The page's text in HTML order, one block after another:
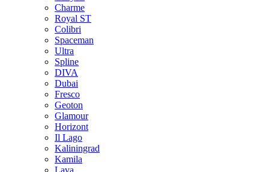
Charme
Royal ST
Colibri
Spaceman
Ultra
Spline
DIVA
Dubai
Fresco
Geoton
Glamour
Horizont
Il Lago
Kaliningrad
Kamila
Lava